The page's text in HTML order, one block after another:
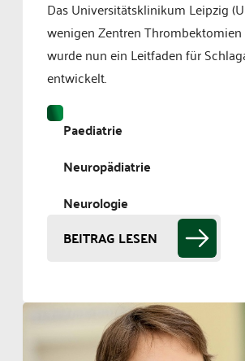
Das Universitätsklinikum Leipzig
wenigen Zentren
wurde nun ein Leitfaden für
entwickelt.
Paediatrie
Neuropädiatrie
Neurologie
BEITRAG LESEN